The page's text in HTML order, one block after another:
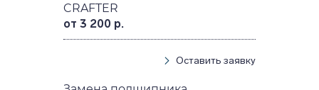
CRAFTER
от 3 200 р.
Оставить заявку